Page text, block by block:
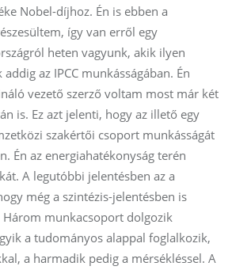
Nobel-díjhoz. Én is ebben a
így van erről egy
heten vagyunk, akik ilyen
az IPCC munkásságában. Én
vezető szerző voltam most már két
is. Ez azt jelenti, hogy az illető egy
szakértői csoport munkásságát
Én az energiahatékonyság terén
A legutóbbi jelentésben az a
még a szintézis-jelentésben is
munkacsoport dolgozik
a tudományos alappal foglalkozik,
a harmadik pedig a mérsékléssel. A